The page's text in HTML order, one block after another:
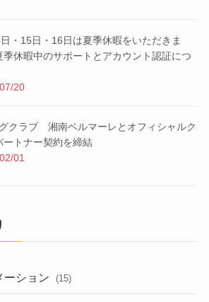
・15日・16日は夏季休暇をいただきま
季休暇中のサポートとアカウント認証につ
20
クラブ 湘南ベルマーレとオフィシャルク
ートナー契約を締結
01
ション (15)